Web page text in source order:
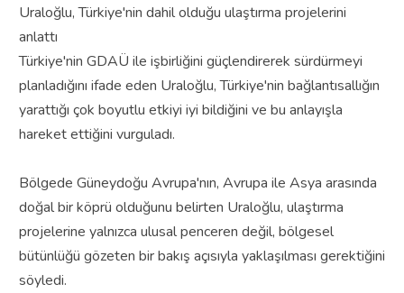
Uraloğlu, Türkiye'nin dahil olduğu ulaştırma projelerini
anlattı
Türkiye'nin GDAÜ ile işbirliğini güçlendirerek sürdürmeyi
planladığını ifade eden Uraloğlu, Türkiye'nin bağlantısallığın
yarattığı çok boyutlu etkiyi iyi bildiğini ve bu anlayışla
hareket ettiğini vurguladı.
Bölgede Güneydoğu Avrupa'nın, Avrupa ile Asya arasında
doğal bir köprü olduğunu belirten Uraloğlu, ulaştırma
projelerine yalnızca ulusal penceren değil, bölgesel
bütünlüğü gözeten bir bakış açısıyla yaklaşılması gerektiğini
söyledi.